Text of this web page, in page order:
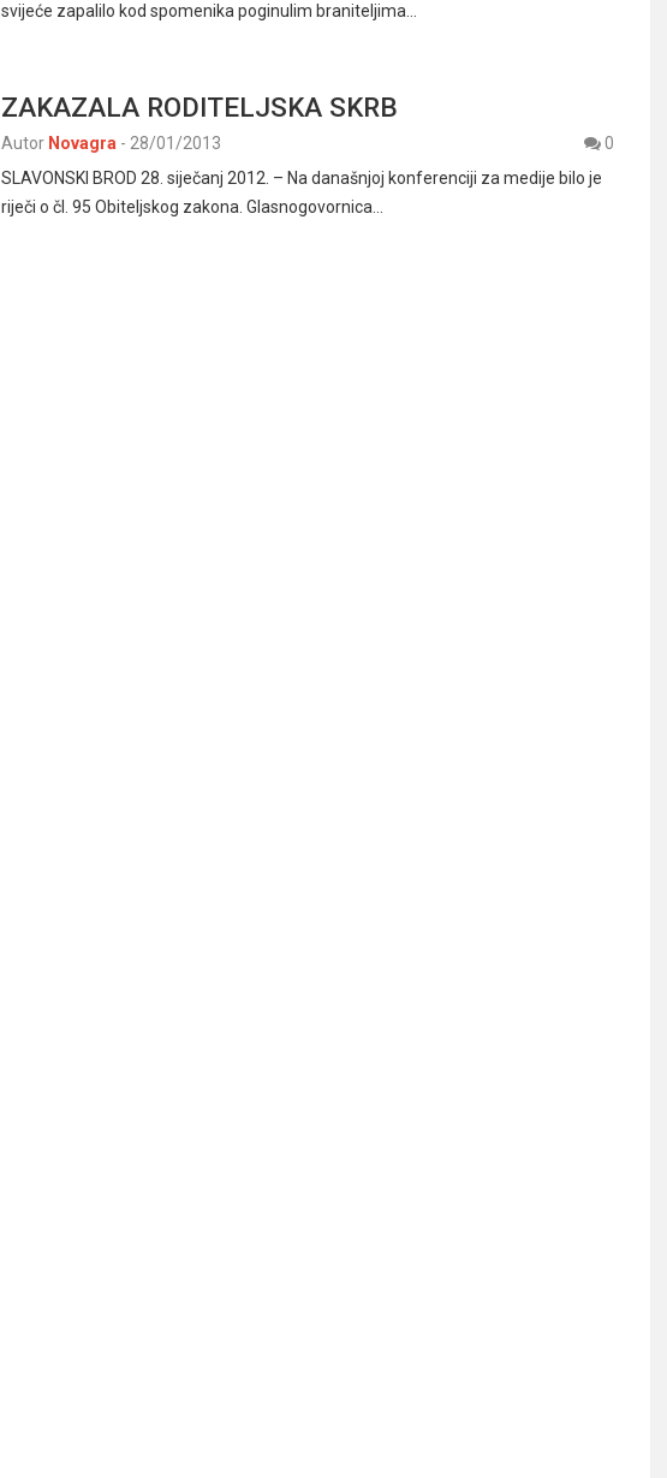
svijeće zapalilo kod spomenika poginulim braniteljima…
ZAKAZALA RODITELJSKA SKRB
Autor Novagra - 28/01/2013
0
SLAVONSKI BROD 28. siječanj 2012. – Na današnjoj konferenciji za medije bilo je
riječi o čl. 95 Obiteljskog zakona. Glasnogovornica…